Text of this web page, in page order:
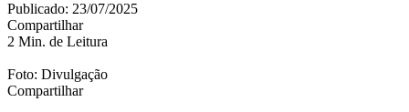
Publicado: 23/07/2025
Compartilhar
2 Min. de Leitura
Foto: Divulgação
Compartilhar